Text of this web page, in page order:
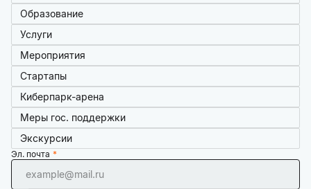
Образование
Услуги
Мероприятия
Стартапы
Киберпарк-арена
Меры гос. поддержки
Экскурсии
Эл. почта